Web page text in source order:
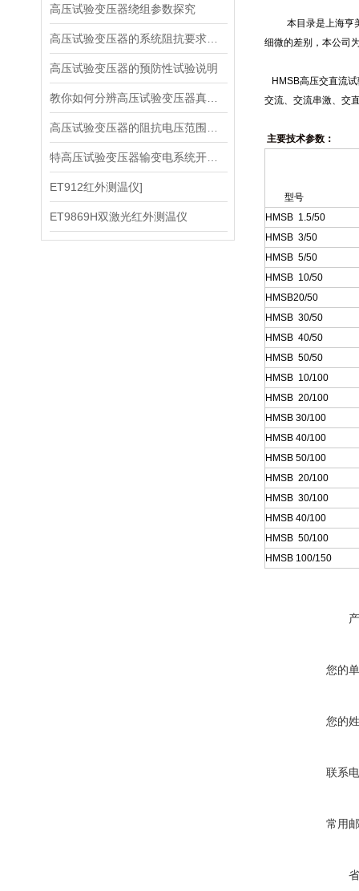
高压试验变压器绕组参数探究
高压试验变压器的预防性试验说明
ET912红外测温仪]
ET9869H双激光红外测温仪
本目录是上海亨
细微的差别，本公司
HMSB高压交直流
交流、交流串激、交
主要技术参数：
型号
HMSB 1.5/50
HMSB 3/50
HMSB 5/50
HMSB 10/50
HMSB20/50
HMSB 30/50
HMSB 40/50
HMSB 50/50
HMSB 10/100
HMSB 20/100
HMSB 30/100
HMSB 40/100
HMSB 50/100
HMSB 20/100
HMSB 30/100
HMSB 40/100
HMSB 50/100
HMSB 100/150
您的
您的
联系
常用